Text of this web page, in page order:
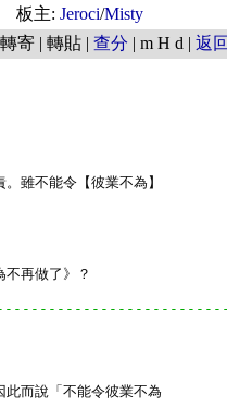
板主: Jeroci/Misty
寄 | 轉貼 | 查分 | m H d | 返回
雖不能令【彼業不為】
再做了》？
此而說「不能令彼業不為